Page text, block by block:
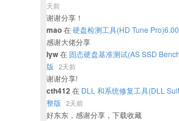
天前
谢谢分享！
mao在硬盘检测工具(HD Tune
感谢大佬分享
lyw在 固态硬盘基准测试(AS SSD
版 2天前
谢谢分享!
cth412在 DLL 和系统修复工具(DLL
整版 2天前
好东东，感谢分享，下载收藏